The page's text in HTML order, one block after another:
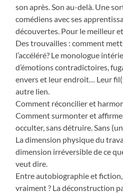
son après. Son au-delà. Une
comédiens avec ses
découvertes. Pour le meilleur
Des trouvailles : comment
l’accéléré? Le monologue
d’émotions contradictoires,
envers et leur endroit… Leur
autre lien.
Comment réconcilier et
Comment surmonter et
occulter, sans détruire. Sans
La dimension physique du
dimension irréversible de ce
veut dire.
Entre autobiographie et fiction,
vraiment ? La déconstruction